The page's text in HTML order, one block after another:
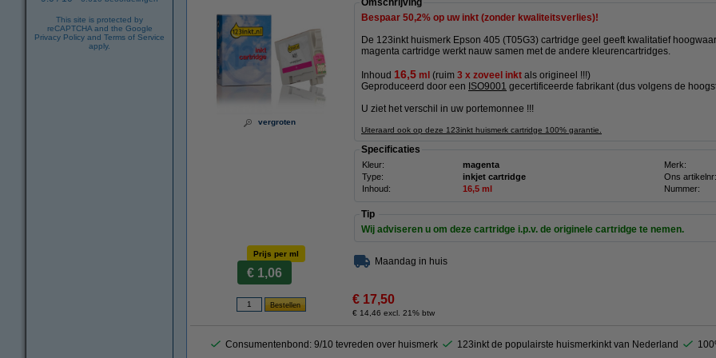
This site is protected by
reCAPTCHA and the Google
Privacy Policy and Terms of Service
apply.
vergroten
Omschrijving
Bespaar 50,2% op uw inkt (zonder kwaliteitsverlies)!
De 123inkt huismerk Epson 405 (T05G3) cartridge geel geeft kwalitatief
magenta cartridge werkt nauw samen met de andere kleurencartridges.
Inhoud 16,5 ml (ruim 3 x zoveel inkt als origineel !!!)
Geproduceerd door een ISO9001 gecertificeerde fabrikant (dus volgens de
U ziet het verschil in uw portemonnee !!!
Uiteraard ook op deze 123inkt huismerk cartridge 100% garantie.
Specificaties
Kleur: magenta
Merk:
Type:
inkjet cartridge
Ons artikelnr:
Inhoud:
16,5 ml Nummer:
Tip
Wij adviseren u om deze cartridge i.p.v. de originele cartridge te nemen.
Prijs per ml
€ 1,06
Maandag in huis
€ 17,50
€ 14,46 excl. 21% btw
Consumentenbond: 9/10 tevreden over huismerk 123inkt de populairste huismerkinkt van Nederland